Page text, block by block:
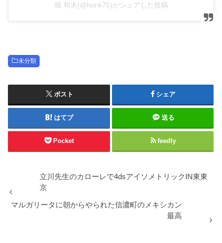
堀 和夫(@horik75)がシェアした投稿
未分類
ポスト シェア
はてブ 送る
Pocket feedly
立川先生のカローレで4dsアイソメトリックIN東東
京
マルガリータに朝からやられた信濃町のメキシカン
最高